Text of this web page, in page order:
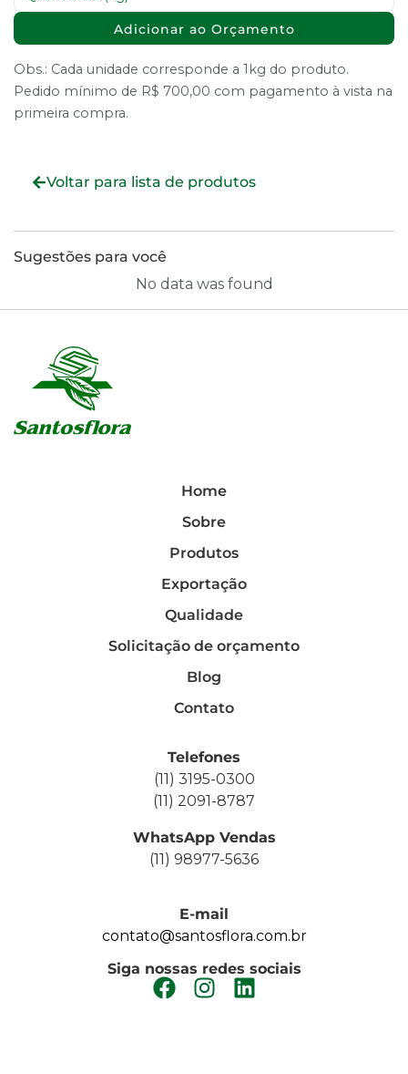
Adicionar ao Orçamento
Obs.: Cada unidade corresponde a 1kg do produto.
Pedido mínimo de R$ 700,00 com pagamento à vista na
primeira compra.
Voltar para lista de produtos
Sugestões para você
No data was found
Home
Sobre
Produtos
Exportação
Qualidade
Solicitação de orçamento
Blog
Contato
Telefones
(11) 3195-0300
(11) 2091-8787
WhatsApp Vendas
(11) 98977-5636
E-mail
contato@santosflora.com.br
Siga nossas redes sociais